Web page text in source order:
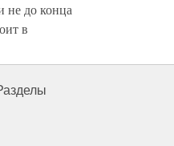
не до конца
в